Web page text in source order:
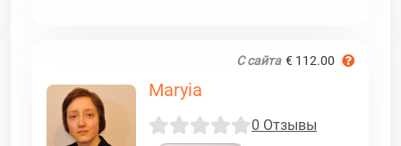
С сайта € 112.00
Maryia
0 Отзывы